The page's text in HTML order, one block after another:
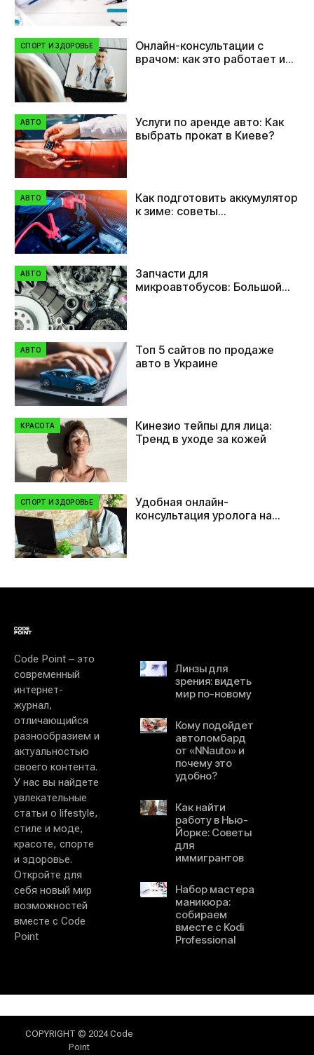
СПОРТ И ЗДОРОВЬЕ
Онлайн-консультации с
врачом: как это работает и
АВТО
Услуги по аренде авто: Как
выбрать прокат в Киеве?
АВТО
Как подготовить аккумулятор
к зиме: советы
АВТО
Запчасти для
микроавтобусов: Большой
АВТО
Топ 5 сайтов по продаже
авто в Украине
КРАСОТА
Кинезио тейпы для лица:
Тренд в уходе за кожей
СПОРТ И ЗДОРОВЬЕ
Удобная онлайн-
консультация уролога на
Code Point – это
современный
интернет-
журнал,
отличающийся
разнообразием и
актуальностью
своего контента.
У нас вы найдете
увлекательные
статьи о lifestyle,
стиле и моде,
красоте, спорте
и здоровье.
Откройте для
себя новый мир
возможностей
вместе с Code
Point
Линзы для
зрения: видеть
мир по-новому
Кому подойдет
автоломбард
от «NNauto» и
почему это
удобно?
Как найти
работу в Нью-
Йорке: Советы
для
иммигрантов
Набор мастера
маникюра:
собираем
вместе с Kodi
Professional
COPYRIGHT © 2024 Code
Point